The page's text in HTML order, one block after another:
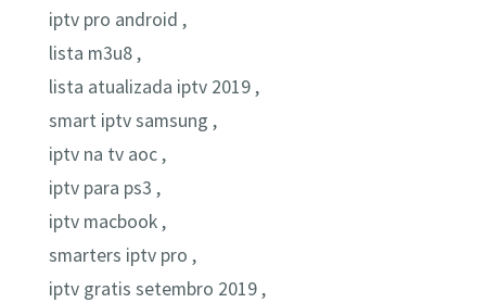
iptv pro android ,
lista m3u8 ,
lista atualizada iptv 2019 ,
smart iptv samsung ,
iptv na tv aoc ,
iptv para ps3 ,
iptv macbook ,
smarters iptv pro ,
iptv gratis setembro 2019 ,